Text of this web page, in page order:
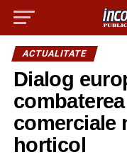
ACTUALITATE
Dialog
comerciale
horticol